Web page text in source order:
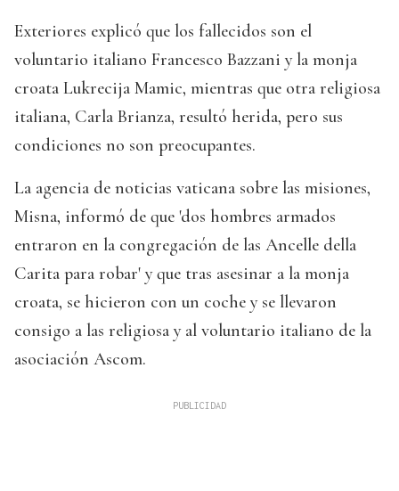
Exteriores explicó que los fallecidos son el
voluntario italiano Francesco Bazzani y la monja
croata Lukrecija Mamic, mientras que otra religiosa
italiana, Carla Brianza, resultó herida, pero sus
condiciones no son preocupantes.
La agencia de noticias vaticana sobre las misiones,
Misna, informó de que 'dos hombres armados
entraron en la congregación de las Ancelle della
Carita para robar' y que tras asesinar a la monja
croata, se hicieron con un coche y se llevaron
consigo a las religiosa y al voluntario italiano de la
asociación Ascom.